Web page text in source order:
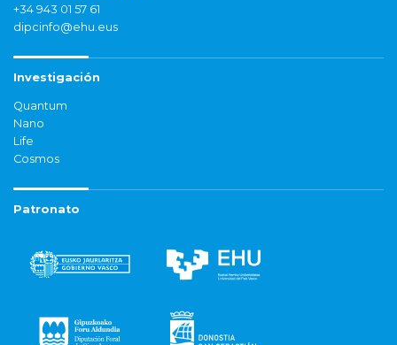
+34 943 01 57 61
dipcinfo@ehu.eus
Investigación
Quantum
Nano
Life
Cosmos
Patronato